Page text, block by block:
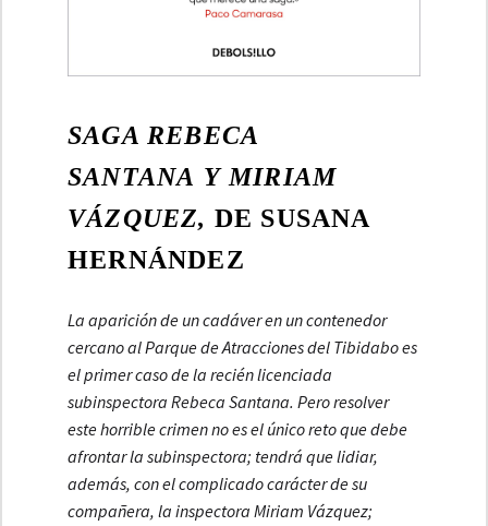
SAGA REBECA
SANTANA Y MIRIAM
VÁZQUEZ, DE SUSANA
HERNÁNDEZ
La aparición de un cadáver en un contenedor
cercano al Parque de Atracciones del Tibidabo es
el primer caso de la recién licenciada
subinspectora Rebeca Santana. Pero resolver
este horrible crimen no es el único reto que debe
afrontar la subinspectora; tendrá que lidiar,
además, con el complicado carácter de su
compañera, la inspectora Miriam Vázquez;